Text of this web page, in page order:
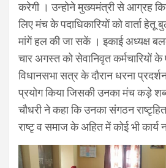
करेगी । उन्होने मुख्यमंत्री से आग्रह
लिए मंच के पदाधिकारियों को वार्ता हेतू
मांगें हल की जा सकें । इकाई अध्यक्ष
चार अगस्त को सेवानिवृत कर्मचारियों
विधानसभा सत्र के दौरान धरना
प्रयोग किया जिसकी उनका मंच कड़े
चौधरी ने कहा कि उनका संगठन राष्टृहित
राष्टृ व समाज के अहित में कोई भी कार्य